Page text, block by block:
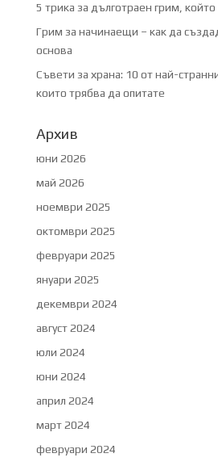
5 трика за дълготраен грим,
Грим за начинаещи – как да
основа
Съвети за храна: 10 от най-
които трябва да опитате
Архив
юни 2026
май 2026
ноември 2025
октомври 2025
февруари 2025
януари 2025
декември 2024
август 2024
юли 2024
юни 2024
април 2024
март 2024
февруари 2024